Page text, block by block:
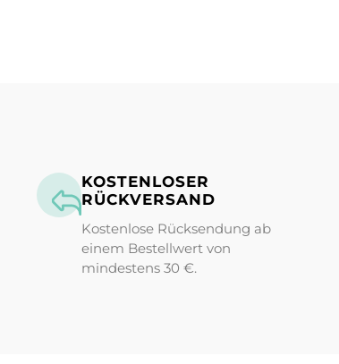
KOSTENLOSER
RÜCKVERSAND
Kostenlose Rücksendung ab
einem Bestellwert von
mindestens 30 €.